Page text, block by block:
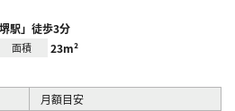
駅」徒歩3分
面積 23m²
月額目安